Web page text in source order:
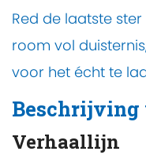
Red de laatste
room vol
voor het écht te
Verhaallijn